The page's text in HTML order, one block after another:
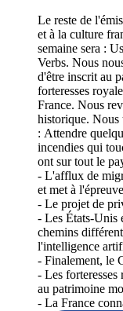
Le reste de
et à la culture
semaine sera :
Verbs. Nous
d'être inscrit au
forteresses
France. Nous
historique. Nous
: Attendre
incendies qui
ont sur tout le
- L'afflux de
et met à
- Le projet de
- Les États-Unis
chemins
l'intelligence
- Finalement, le
- Les
au patrimoine
- La France